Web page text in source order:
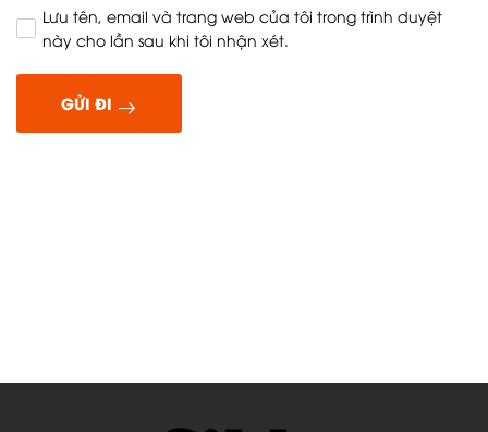
Lưu tên, email và trang web của tôi trong trình duyệt
này cho lần sau khi tôi nhận xét.
GỬI ĐI